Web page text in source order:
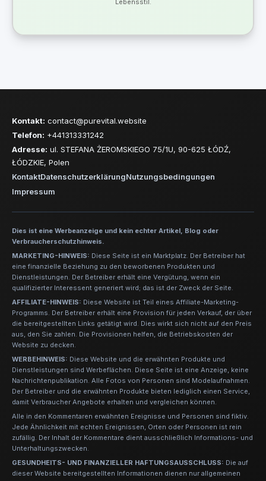
Lebensstil.
Kontakt: contact@purevital.website
Telefon: +441313331242
Adresse: ul. STEFANA ŻEROMSKIEGO 75/1U, 90-625 ŁÓDŹ,
ŁÓDZKIE, Polen
KontaktDatenschutzerklärungNutzungsbedingungen
Impressum
Dies ist eine Werbeanzeige und kein echter Artikel, Blog oder
Verbraucherschutzhinweis.
MARKETING-HINWEIS: Diese Seite ist ein Marktplatz. Der Betreiber hat
eine finanzielle Beziehung zu den beworbenen Produkten und
Dienstleistungen. Der Betreiber erhält eine Vergütung, wenn ein
qualifizierter Interessent generiert wird; das ist der Zweck der Seite.
AFFILIATE-HINWEIS: Diese Website ist Teil eines Affiliate-Marketing-
Programms. Der Betreiber erhält eine Provision für jeden Verkauf, der über
die bereitgestellten Links getätigt wird. Dies wirkt sich nicht auf den Preis
aus, den Sie zahlen. Die Provisionen helfen, die Betriebskosten der
Website zu decken.
WERBEHINWEIS: Diese Website und die erwähnten Produkte und
Dienstleistungen sind Werbeflächen. Diese Seite ist eine Anzeige, keine
Nachrichtenpublikation. Alle Fotos von Personen sind Modelaufnahmen.
Der Betreiber und die erwähnten Produkte bieten lediglich einen Service,
damit Verbraucher Angebote erhalten und vergleichen können.
Alle in den Kommentaren erwähnten Ereignisse und Personen sind fiktiv.
Jede Ähnlichkeit mit echten Ereignissen, Orten oder Personen ist rein
zufällig. Der Inhalt der Kommentare dient ausschließlich Informations- und
Unterhaltungszwecken.
GESUNDHEITS- UND FINANZIELLER HAFTUNGSAUSSCHLUSS: Die auf
dieser Website bereitgestellten Informationen dienen nur allgemeinen